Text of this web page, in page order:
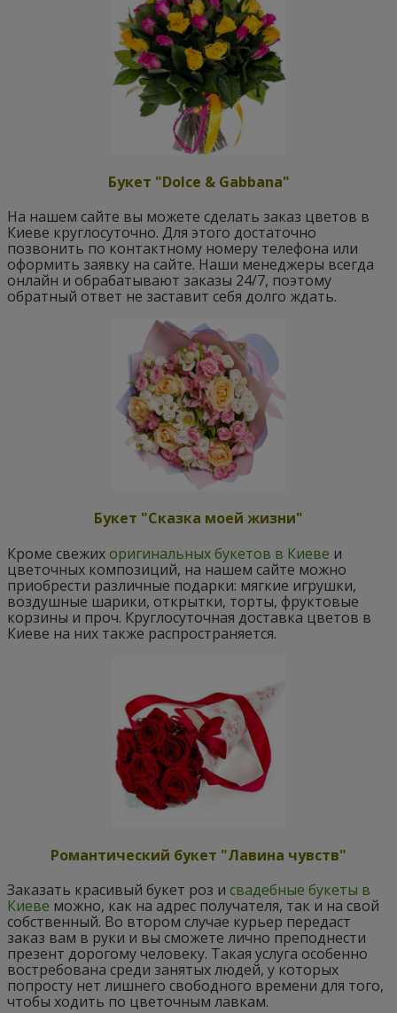
Букет "Dolce & Gabbana"
На нашем сайте вы можете сделать заказ цветов в
Киеве круглосуточно. Для этого достаточно
позвонить по контактному номеру телефона или
оформить заявку на сайте. Наши менеджеры всегда
онлайн и обрабатывают заказы 24/7, поэтому
обратный ответ не заставит себя долго ждать.
Букет "Сказка моей жизни"
Кроме свежихоригинальных букетов в Киеве и
цветочных композиций, на нашем сайте можно
приобрести различные подарки: мягкие игрушки,
воздушные шарики, открытки, торты, фруктовые
корзины и проч. Круглосуточная доставка цветов в
Киеве на них также распространяется.
Романтический букет "Лавина чувств"
Заказать красивый букет роз и свадебные букеты в
Киеве можно, как на адрес получателя, так и на свой
собственный. Во втором случае курьер передаст
заказ вам в руки и вы сможете лично преподнести
презент дорогому человеку. Такая услуга особенно
востребована среди занятых людей, у которых
попросту нет лишнего свободного времени для того,
чтобы ходить по цветочным лавкам.